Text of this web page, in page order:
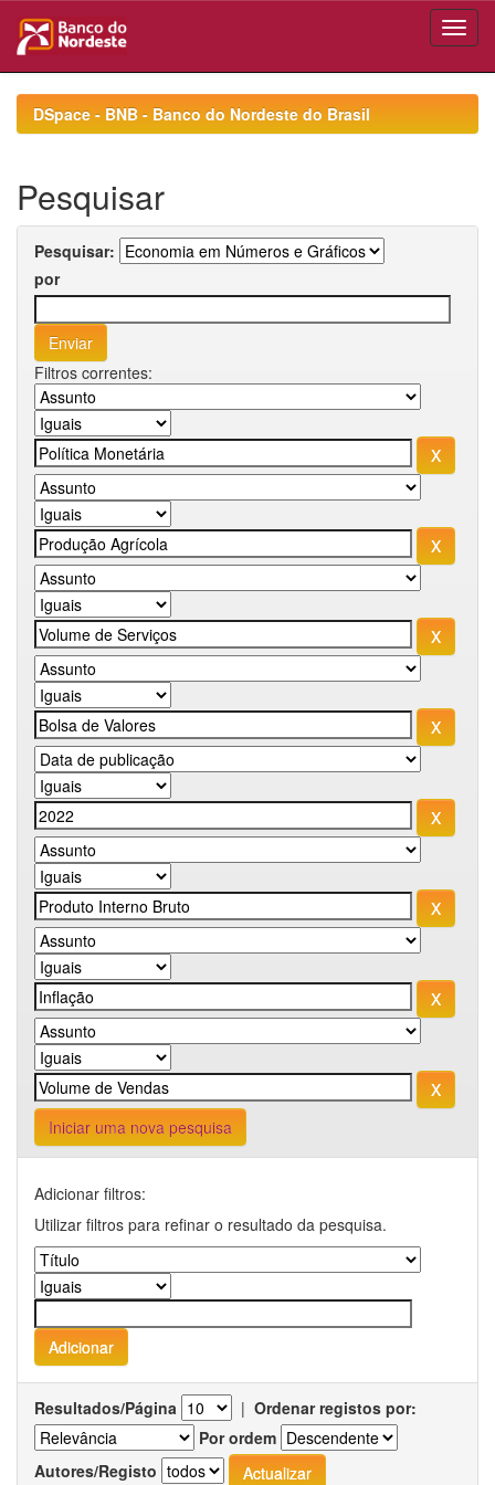
navigationDSpace - BNB - Banco do Nordeste do Brasil
Pesquisar
Pesquisar:
por
Filtros correntes:
Iniciar uma nova pesquisa
Adicionar filtros:
Utilizar filtros para refinar o resultado da pesquisa.
Resultados/Página | Ordenar registos por:
Por ordem
Autores/Registo